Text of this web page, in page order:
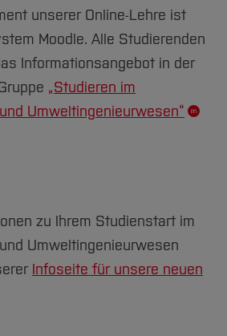
unserer Online-Lehre ist
Moodle. Alle Studierenden
Informationsangebot in der
„Studieren im
Umweltingenieurwesen“
zu Ihrem Studienstart im
Umweltingenieurwesen
Infoseite für unsere neuen